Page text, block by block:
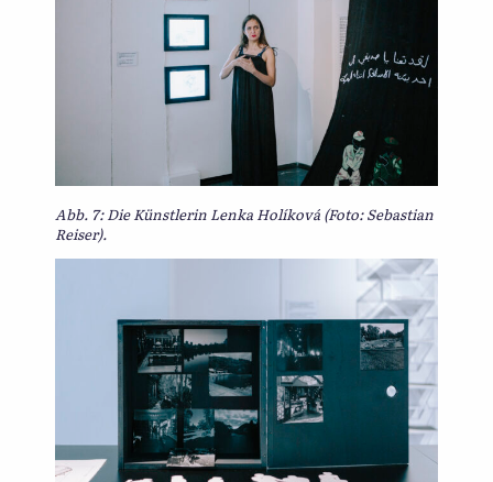
Abb. 7: Die Künstlerin Lenka Holíková (Foto: Sebastian
Reiser).